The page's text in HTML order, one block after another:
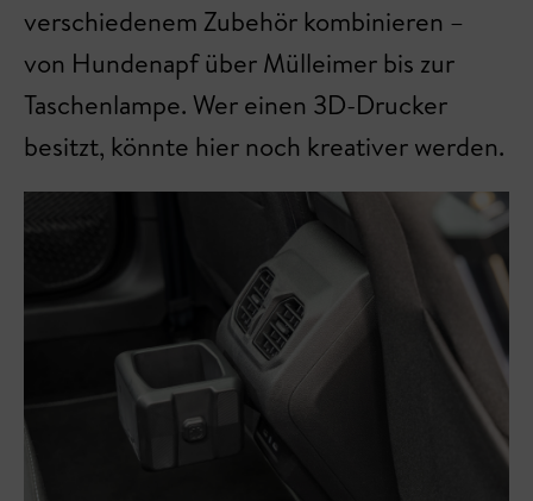
verschiedenem Zubehör kombinieren –
von Hundenapf über Mülleimer bis zur
Taschenlampe. Wer einen 3D-Drucker
besitzt, könnte hier noch kreativer werden.